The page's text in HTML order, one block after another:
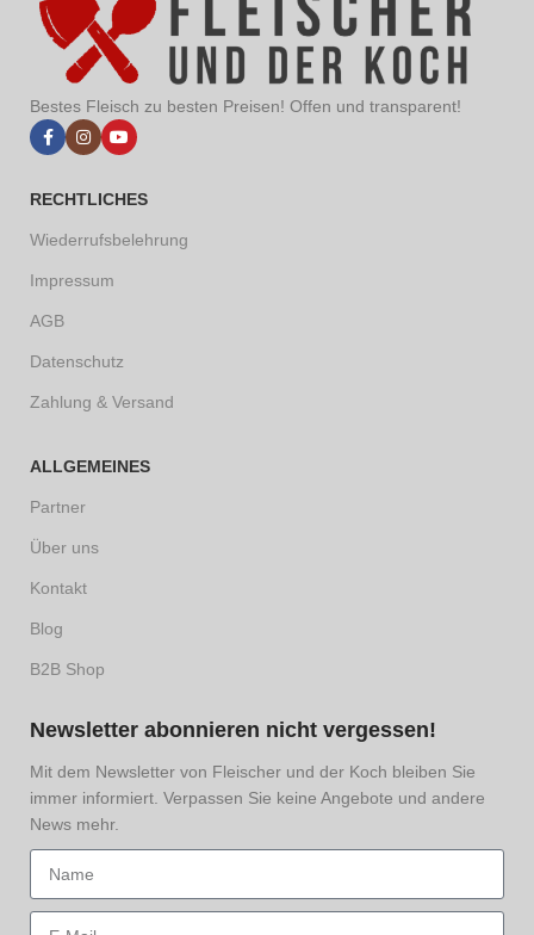
Bestes Fleisch zu besten Preisen! Offen und transparent!
RECHTLICHES
Wiederrufsbelehrung
Impressum
AGB
Datenschutz
Zahlung & Versand
ALLGEMEINES
Partner
Über uns
Kontakt
Blog
B2B Shop
Newsletter abonnieren nicht vergessen!
Mit dem Newsletter von Fleischer und der Koch bleiben Sie
immer informiert. Verpassen Sie keine Angebote und andere
News mehr.